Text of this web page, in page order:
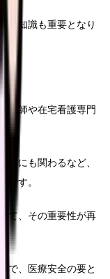
の知識も重要となり
護師や在宅看護専門
営にも関わるなど、
です。
て、その重要性が再
で、医療安全の要と